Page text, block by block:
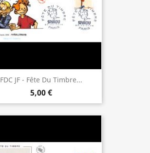
FDC JF - Fête Du Timbre...
5,00 €